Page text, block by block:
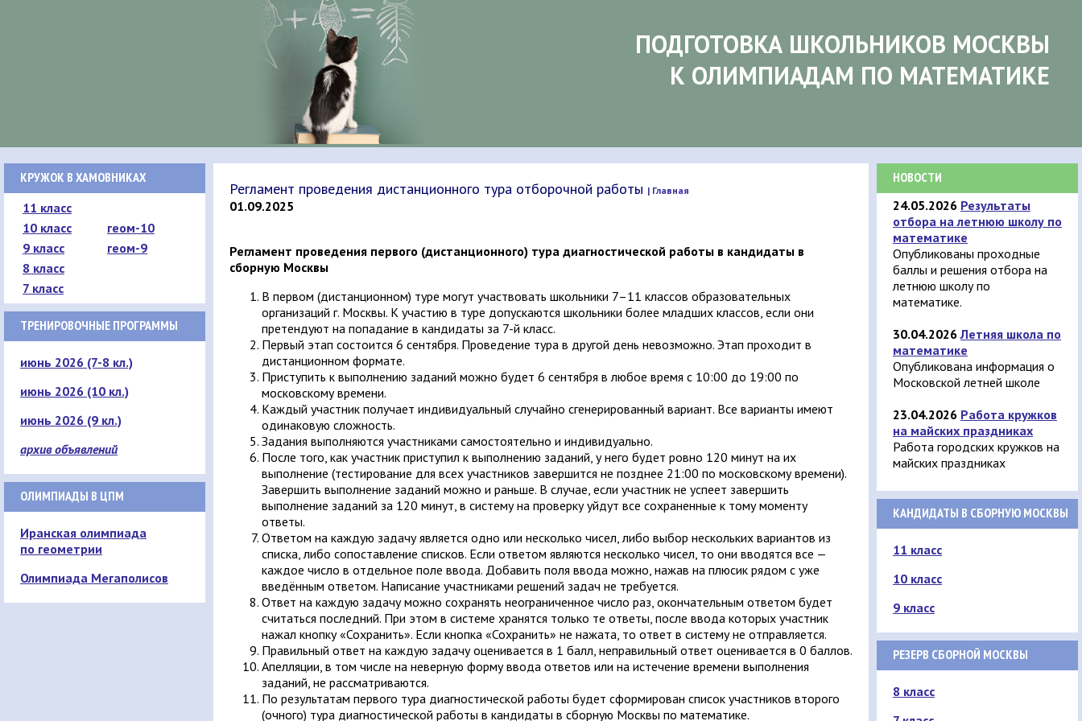
ПОДГОТОВКА ШКОЛЬНИКОВ МОСКВЫ
К ОЛИМПИАДАМ ПО МАТЕМАТИКЕ
КРУЖОК В ХАМОВНИКАХ
11 класс
10 класс
геом-10
9 класс
геом-9
8 класс
7 класс
ТРЕНИРОВОЧНЫЕ ПРОГРАММЫ
июнь 2026 (7-8 кл.)
июнь 2026 (10 кл.)
июнь 2026 (9 кл.)
архив объявлений
ОЛИМПИАДЫ В ЦПМ
Иранская олимпиада
по геометрии
Олимпиада Мегаполисов
Регламент проведения дистанционного тура отборочной работы | Главная
01.09.2025
Регламент проведения первого (дистанционного) тура диагностической работы в кандидаты в
сборную Москвы
В первом (дистанционном) туре могут участвовать школьники 7–11 классов образовательных
организаций г. Москвы. К участию в туре допускаются школьники более младших классов, если они
претендуют на попадание в кандидаты за 7-й класс.
Первый этап состоится 6 сентября. Проведение тура в другой день невозможно. Этап проходит в
дистанционном формате.
Приступить к выполнению заданий можно будет 6 сентября в любое время с 10:00 до 19:00 по
московскому времени.
Каждый участник получает индивидуальный случайно сгенерированный вариант. Все варианты имеют
одинаковую сложность.
Задания выполняются участниками самостоятельно и индивидуально.
После того, как участник приступил к выполнению заданий, у него будет ровно 120 минут на их
выполнение (тестирование для всех участников завершится не позднее 21:00 по московскому времени).
Завершить выполнение заданий можно и раньше. В случае, если участник не успеет завершить
выполнение заданий за 120 минут, в систему на проверку уйдут все сохраненные к тому моменту
ответы.
Ответом на каждую задачу является одно или несколько чисел, либо выбор нескольких вариантов из
списка, либо сопоставление списков. Если ответом являются несколько чисел, то они вводятся все —
каждое число в отдельное поле ввода. Добавить поля ввода можно, нажав на плюсик рядом с уже
введённым ответом. Написание участниками решений задач не требуется.
Ответ на каждую задачу можно сохранять неограниченное число раз, окончательным ответом будет
считаться последний. При этом в системе хранятся только те ответы, после ввода которых участник
нажал кнопку «Сохранить». Если кнопка «Сохранить» не нажата, то ответ в систему не отправляется.
Правильный ответ на каждую задачу оценивается в 1 балл, неправильный ответ оценивается в 0 баллов.
Апелляции, в том числе на неверную форму ввода ответов или на истечение времени выполнения
заданий, не рассматриваются.
По результатам первого тура диагностической работы будет сформирован список участников второго
(очного) тура диагностической работы в кандидаты в сборную Москвы по математике.
НОВОСТИ
24.05.2026 Результаты
отбора на летнюю школу по
математике
Опубликованы проходные
баллы и решения отбора на
летнюю школу по
математике.
30.04.2026 Летняя школа по
математике
Опубликована информация о
Московской летней школе
23.04.2026 Работа кружков
на майских праздниках
Работа городских кружков на
майских праздниках
КАНДИДАТЫ В СБОРНУЮ МОСКВЫ
11 класс
10 класс
9 класс
РЕЗЕРВ СБОРНОЙ МОСКВЫ
8 класс